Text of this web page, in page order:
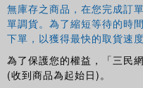
無庫存之商品，在您完成訂
單調貨。為了縮短等待的時
下單，以獲得最快的取貨速
為了保護您的權益，「三民網
(收到商品為起始日)。